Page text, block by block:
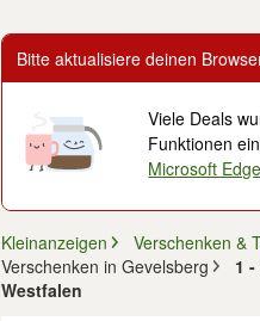
Bitte aktualisiere deinen
Viele Deals
Funktionen
Microsoft Edge
Kleinanzeigen
Verschenken &
Verschenken in Gevelsberg
1
Westfalen